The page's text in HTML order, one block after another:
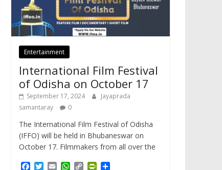
Entertainment
International Film Festival
of Odisha on October 17
September 17, 2024
Jayaprada
samantaray
0
The International Film Festival of Odisha
(IFFO) will be held in Bhubaneswar on
October 17. Filmmakers from all over the
T
E
W
C
P